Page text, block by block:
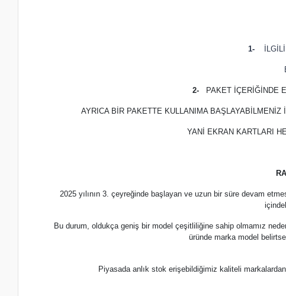
1- İLGİLİ
2- PAKET İÇERİĞİNDE
AYRICA BİR PAKETTE KULLANIMA
YANİ EKRAN KARTLARI
2025 yılının 3. çeyreğinde başlayan ve uzun bir süre devam
Bu durum, oldukça geniş bir model çeşitliliğine sahip olmamız
üründe marka model
Piyasada anlık stok erişebildiğimiz kaliteli